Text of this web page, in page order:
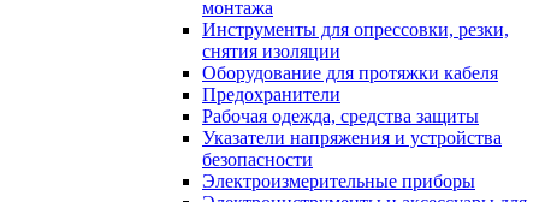
монтажа
Инструменты для опрессовки, резки,
снятия изоляции
Оборудование для протяжки кабеля
Предохранители
Рабочая одежда, средства защиты
Указатели напряжения и устройства
безопасности
Электроизмерительные приборы